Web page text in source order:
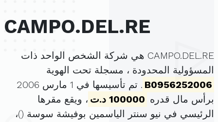
CAMPO.DEL.RE
CAMPO.DEL.RE هي شركة الشخص الواحد ذات
المسؤولية المحدودة ، مسجلة تحت الهوية
B0956252006
. تم تأسيسها في 1 مارس 2006
برأس مال قدره 100000 د.ت
، ويقع مقرها
الرئيسي في نيو سنتر الياسمين بوفيشة سوسة ()،